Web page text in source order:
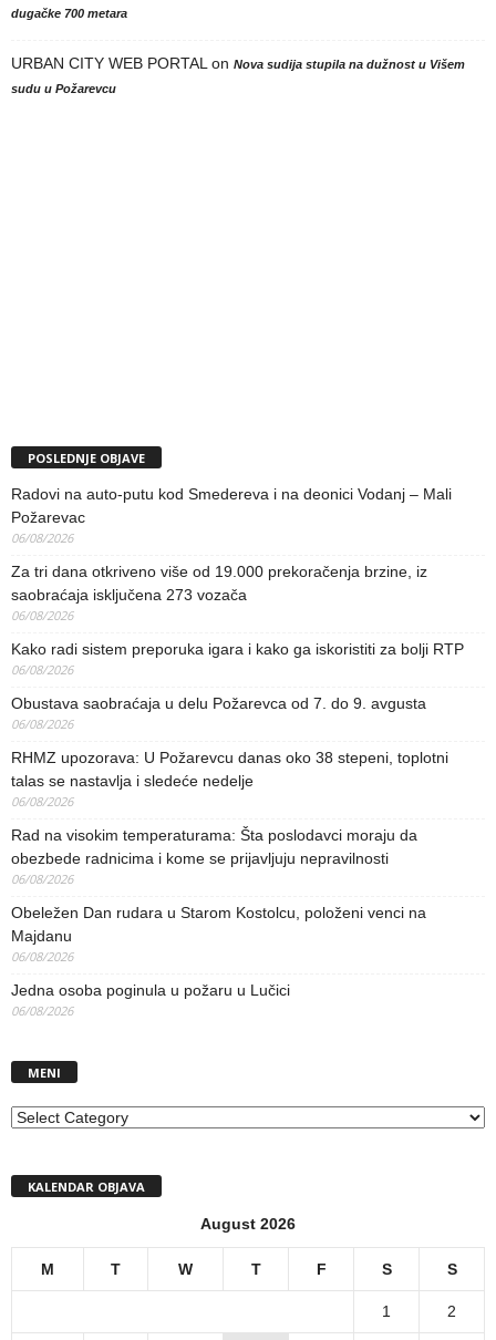
dugačke 700 metara
URBAN CITY WEB PORTALon Nova sudija stupila na dužnost u Višem
sudu u Požarevcu
POSLEDNJE OBJAVE
Radovi na auto-putu kod Smedereva i na deonici Vodanj – Mali
Požarevac
06/08/2026
Za tri dana otkriveno više od 19.000 prekoračenja brzine, iz
saobraćaja isključena 273 vozača
06/08/2026
Kako radi sistem preporuka igara i kako ga iskoristiti za bolji RTP
06/08/2026
Obustava saobraćaja u delu Požarevca od 7. do 9. avgusta
06/08/2026
RHMZ upozorava: U Požarevcu danas oko 38 stepeni, toplotni
talas se nastavlja i sledeće nedelje
06/08/2026
Rad na visokim temperaturama: Šta poslodavci moraju da
obezbede radnicima i kome se prijavljuju nepravilnosti
06/08/2026
Obeležen Dan rudara u Starom Kostolcu, položeni venci na
Majdanu
06/08/2026
Jedna osoba poginula u požaru u Lučici
06/08/2026
MENI
MENI
KALENDAR OBJAVA
August 2026
M T W T F S S
1 2